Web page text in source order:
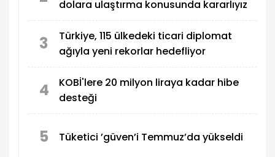
dolara ulaştırma konusunda kararlıyız
3
Türkiye, 115 ülkedeki ticari diplomat
ağıyla yeni rekorlar hedefliyor
4
KOBİ'lere 20 milyon liraya kadar hibe
desteği
5 Tüketici ’güven’i Temmuz’da yükseldi